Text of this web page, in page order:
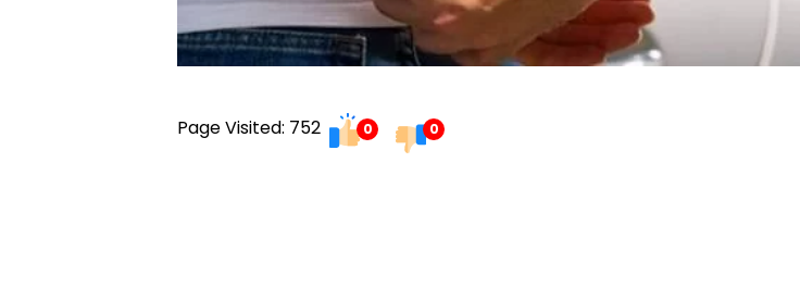
Page Visited: 752 0 0